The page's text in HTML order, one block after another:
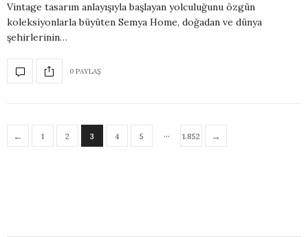
Vintage tasarım anlayışıyla başlayan yolculuğunu özgün
koleksiyonlarla büyüten Semya Home, doğadan ve dünya
şehirlerinin…
0 PAYLAŞ
← 1 2 3 4 5 … 1.852 →